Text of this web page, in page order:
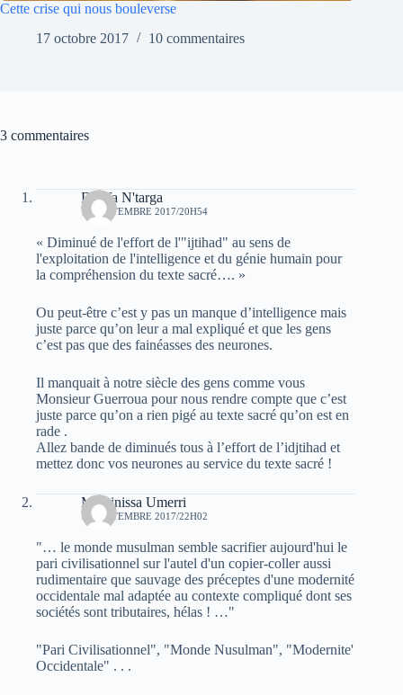
Cette crise qui nous bouleverse
17 octobre 2017
10 commentaires
3 commentaires
Dhrifa N'targa
17 SEPTEMBRE 2017/20H54
« Diminué de l'effort de l'"ijtihad" au sens de
l'exploitation de l'intelligence et du génie humain pour
la compréhension du texte sacré…. »
Ou peut-être c’est y pas un manque d’intelligence mais
juste parce qu’on leur a mal expliqué et que les gens
c’est pas que des fainéasses des neurones.
Il manquait à notre siècle des gens comme vous
Monsieur Guerroua pour nous rendre compte que c’est
juste parce qu’on a rien pigé au texte sacré qu’on est en
rade .
Allez bande de diminués tous à l’effort de l’idjtihad et
mettez donc vos neurones au service du texte sacré !
Massinissa Umerri
17 SEPTEMBRE 2017/22H02
"… le monde musulman semble sacrifier aujourd'hui le
pari civilisationnel sur l'autel d'un copier-coller aussi
rudimentaire que sauvage des préceptes d'une modernité
occidentale mal adaptée au contexte compliqué dont ses
sociétés sont tributaires, hélas ! …"
"Pari Civilisationnel", "Monde Nusulman", "Modernite'
Occidentale" . . .